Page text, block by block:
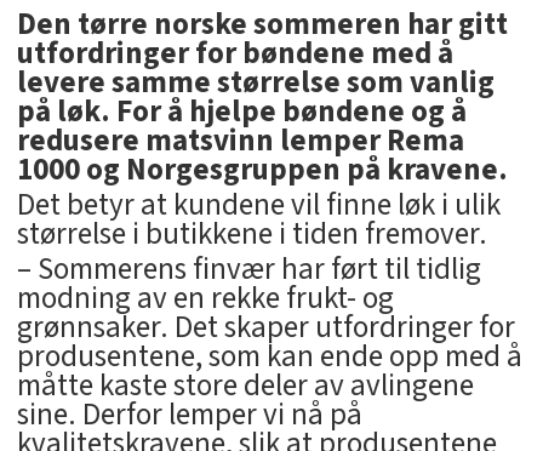
Den tørre norske sommeren har gitt
utfordringer for bøndene med å
levere samme størrelse som vanlig
på løk. For å hjelpe bøndene og å
redusere matsvinn lemper Rema
1000 og Norgesgruppen på kravene.
Det betyr at kundene vil finne løk i ulik
størrelse i butikkene i tiden fremover.
– Sommerens finvær har ført til tidlig
modning av en rekke frukt- og
grønnsaker. Det skaper utfordringer for
produsentene, som kan ende opp med å
måtte kaste store deler av avlingene
sine. Derfor lemper vi nå på